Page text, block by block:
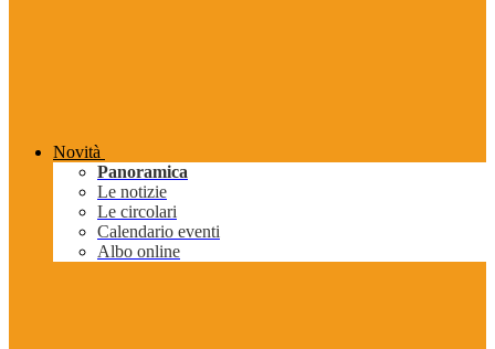
Novità
Panoramica
Le notizie
Le circolari
Calendario eventi
Albo online